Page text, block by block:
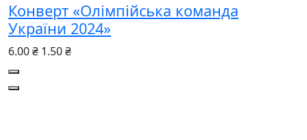
Конверт «Олімпійська команда
України 2024»
6.00 ₴ 1.50 ₴